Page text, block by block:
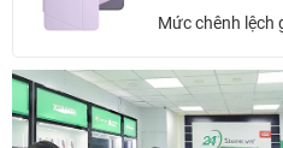
Mức chênh lệch